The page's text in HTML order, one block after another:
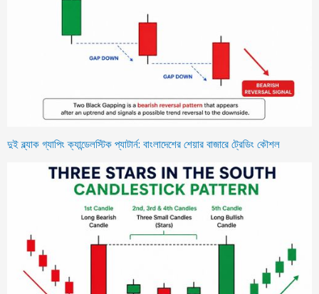
দুই ব্ল্যাক গ্যাপিং ক্যান্ডেলস্টিক প্যাটার্ন: বাংলাদেশের শেয়ার বাজারে ট্রেডিং কৌশল